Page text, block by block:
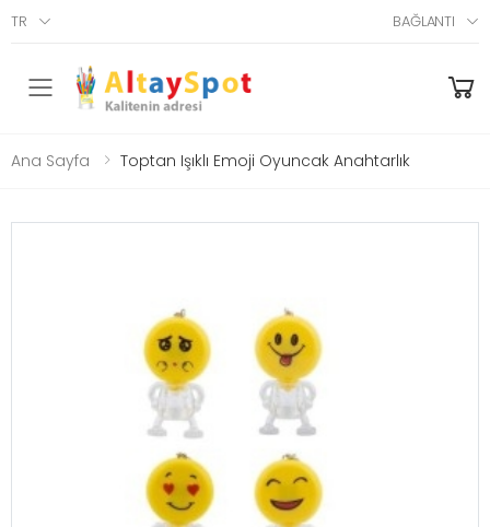
TR BAĞLANTI
Menü
Ana Sayfa Toptan Işıklı Emoji Oyuncak Anahtarlık